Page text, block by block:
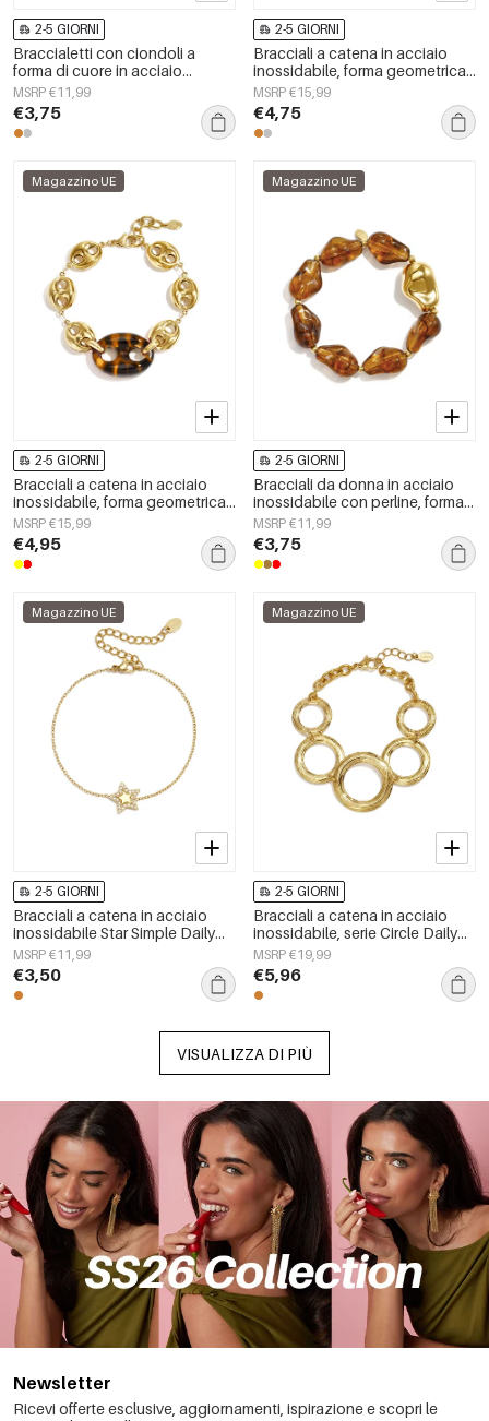
2-5 GIORNI
Braccialetti con ciondoli a
forma di cuore in acciaio
inossidabile, serie Simple Daily
Simple, gioielli da donna
MSRP €11,99
€3,75
2-5 GIORNI
Bracciali a catena in acciaio
inossidabile, forma geometrica,
semplici, serie Simple Daily,
gioielli da donna
MSRP €15,99
€4,75
Magazzino UE
2-5 GIORNI
Bracciali a catena in acciaio
inossidabile, forma geometrica,
semplici, serie Simple, gioielli da
donna per tutti i giorni.
MSRP €15,99
€4,95
Magazzino UE
2-5 GIORNI
Bracciali da donna in acciaio
inossidabile con perline, forma
irregolare, casual, semplici, per
tutti i giorni.
MSRP €11,99
€3,75
Magazzino UE
2-5 GIORNI
Bracciali a catena in acciaio
inossidabile Star Simple Daily
Simple Series Gioielli da donna
MSRP €11,99
€3,50
Magazzino UE
2-5 GIORNI
Bracciali a catena in acciaio
inossidabile, serie Circle Daily
Simple, gioielli da donna
MSRP €19,99
€5,96
VISUALIZZA DI PIÙ
Newsletter
Ricevi offerte esclusive, aggiornamenti, ispirazione e scopri le